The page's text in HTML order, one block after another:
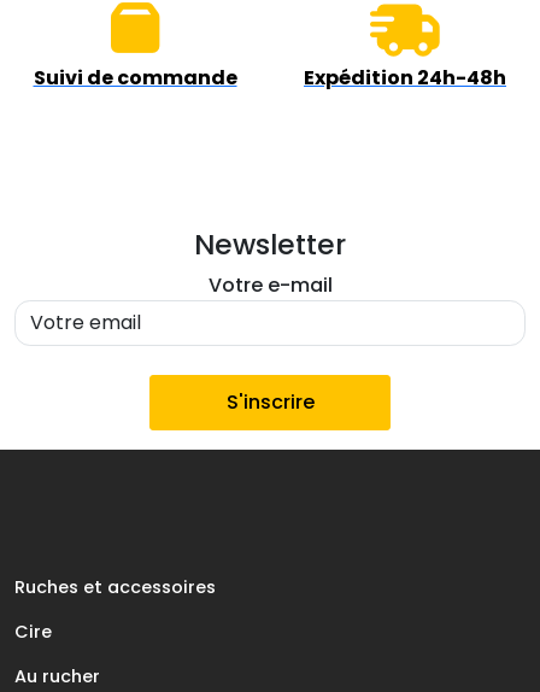
Suivi de commande Expédition 24h-48h
Newsletter
Votre e-mail
Ruches et accessoires
Cire
Au rucher